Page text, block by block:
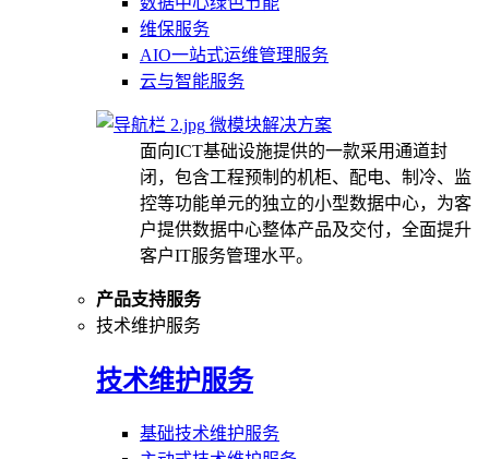
维保服务
AIO一站式运维管理服务
云与智能服务
微模块解决方案
面向ICT基础设施提供的一款采用通道封
闭，包含工程预制的机柜、配电、制冷、监
控等功能单元的独立的小型数据中心，为客
户提供数据中心整体产品及交付，全面提升
客户IT服务管理水平。
产品支持服务
技术维护服务
技术维护服务
基础技术维护服务